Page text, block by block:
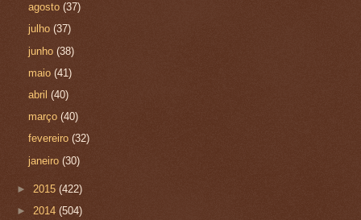
agosto(37)
julho(37)
junho(38)
maio(41)
abril(40)
março(40)
fevereiro(32)
janeiro(30)
► 2015 (422)
► 2014 (504)